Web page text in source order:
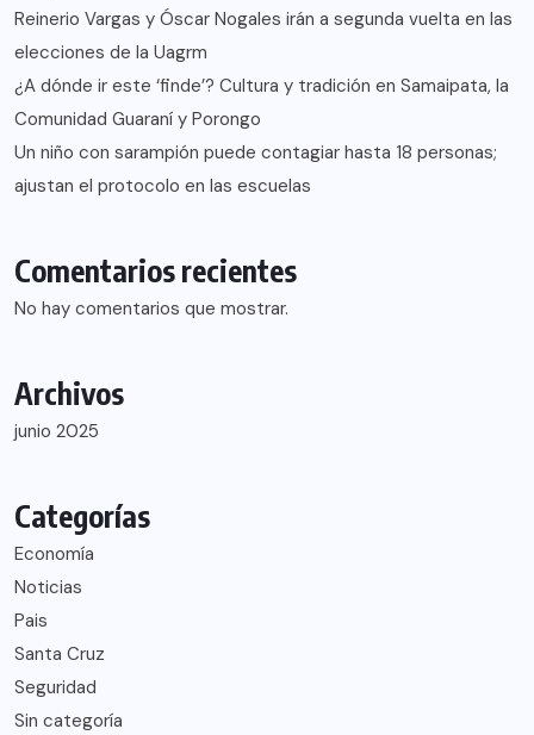
Reinerio Vargas y Óscar Nogales irán a segunda vuelta en las
elecciones de la Uagrm
¿A dónde ir este ‘finde’? Cultura y tradición en Samaipata, la
Comunidad Guaraní y Porongo
Un niño con sarampión puede contagiar hasta 18 personas;
ajustan el protocolo en las escuelas
Comentarios recientes
No hay comentarios que mostrar.
Archivos
junio 2025
Categorías
Economía
Noticias
Pais
Santa Cruz
Seguridad
Sin categoría